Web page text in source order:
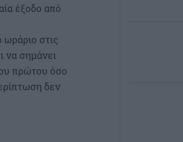
έξοδο από
στις
να σημάνει
πρώτου όσο
δεν